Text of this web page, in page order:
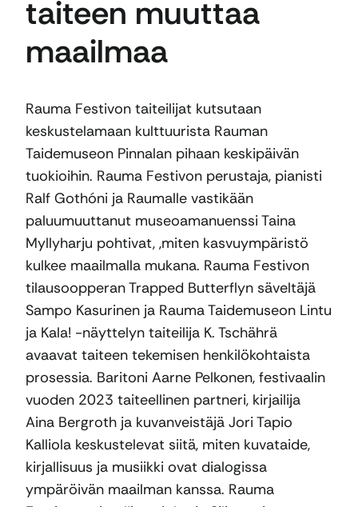
taiteen muuttaa
maailmaa
Rauma Festivon taiteilijat kutsutaan
keskustelamaan kulttuurista Rauman
Taidemuseon Pinnalan pihaan keskipäivän
tuokioihin. Rauma Festivon perustaja, pianisti
Ralf Gothóni ja Raumalle vastikään
paluumuuttanut museoamanuenssi Taina
Myllyharju pohtivat, ,miten kasvuympäristö
kulkee maailmalla mukana. Rauma Festivon
tilausoopperan Trapped Butterflyn säveltäjä
Sampo Kasurinen ja Rauma Taidemuseon Lintu
ja Kala! -näyttelyn taiteilija K. Tschährä
avaavat taiteen tekemisen henkilökohtaista
prosessia. Baritoni Aarne Pelkonen, festivaalin
vuoden 2023 taiteellinen partneri, kirjailija
Aina Bergroth ja kuvanveistäjä Jori Tapio
Kalliola keskustelevat siitä, miten kuvataide,
kirjallisuus ja musiikki ovat dialogissa
ympäröivän maailman kanssa. Rauma